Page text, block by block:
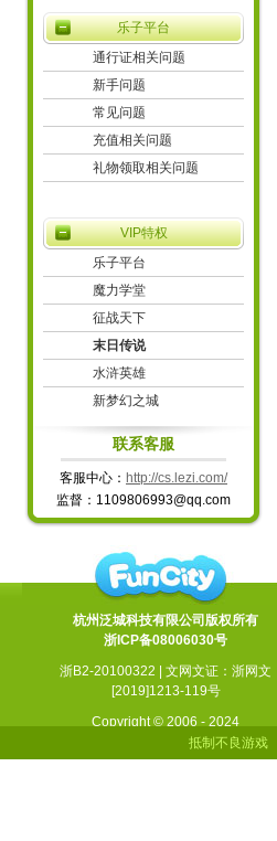
乐子平台
通行证相关问题
新手问题
常见问题
充值相关问题
礼物领取相关问题
VIP特权
乐子平台
魔力学堂
征战天下
末日传说
水浒英雄
新梦幻之城
联系客服
客服中心： http://cs.lezi.com/
监督：1109806993@qq.com
杭州泛城科技有限公司版权所有
浙ICP备08006030号
浙B2-20100322 | 文网文证：浙网文
[2019]1213-119号
Copyright © 2006 - 2024
FunCity Inc. All Rights Reserved
抵制不良游戏